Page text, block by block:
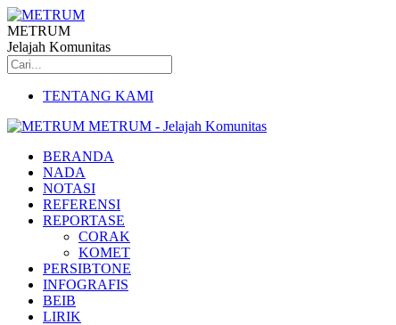
METRUM
Jelajah Komunitas
TENTANG KAMI
METRUM - Jelajah Komunitas
BERANDA
NADA
NOTASI
REFERENSI
REPORTASE
CORAK
KOMET
PERSIBTONE
INFOGRAFIS
BEIB
LIRIK